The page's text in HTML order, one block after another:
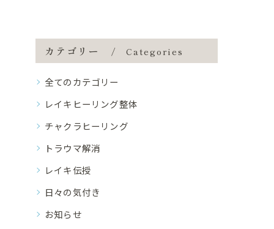
カテゴリー Categories
全てのカテゴリー
レイキヒーリング整体
チャクラヒーリング
トラウマ解消
レイキ伝授
日々の気付き
お知らせ